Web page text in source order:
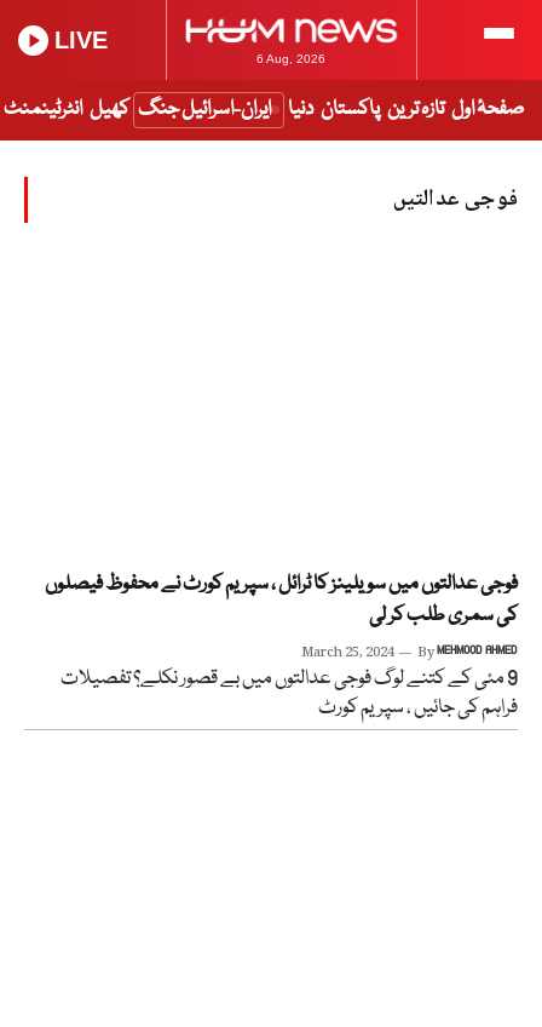
6 Aug, 2026
LIVE
صفحۂ اول تازہ ترین پاکستان دنیا ایران-اسرائیل جنگ کھیل انٹرٹینمنٹ
فوجی عدالتیں
فوجی عدالتوں میں سویلینز کا ٹرائل ، سپریم کورٹ نے محفوظ فیصلوں
کی سمری طلب کر لی
March 25, 2024 ByMEHMOOD AHMED
9 مئی کے کتنے لوگ فوجی عدالتوں میں بے قصور نکلے؟ تفصیلات
فراہم کی جائیں ، سپریم کورٹ